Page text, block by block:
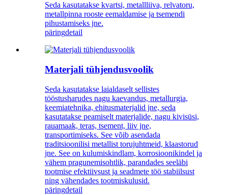
Seda kasutatakse kvartsi, metallliiva, relvatoru,
metallpinna rooste eemaldamise ja tsemendi
pihustamiseks jne.
päringdetail
Materjali tühjendusvoolik
Seda kasutatakse laialdaselt sellistes
tööstusharudes nagu kaevandus, metallurgia,
keemiatehnika, ehitusmaterjalid jne, seda
kasutatakse peamiselt materjalide, nagu kivisüsi,
rauamaak, teras, tsement, liiv jne,
transportimiseks. See võib asendada
traditsioonilisi metallist torujuhtmeid, klaastorud
jne. See on kulumiskindlam, korrosioonikindel ja
vähem pragunemisohtlik, parandades seeläbi
tootmise efektiivsust ja seadmete töö stabiilsust
ning vähendades tootmiskulusid.
päringdetail